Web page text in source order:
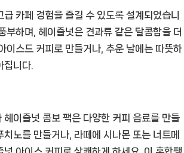
와
헤
이
맛
있
는
카페 경험을 즐길 수 있도록 설계되었습니
부하며, 헤이즐넛은 견과류 같은 달콤함을 더
이스드 커피로 만들거나, 추운 날에는 따뜻하
집니다.
헤이즐넛 콤보 팩은 다양한 커피 음료를 만들
노를 만들거나, 라떼에 시나몬 또는 너트메